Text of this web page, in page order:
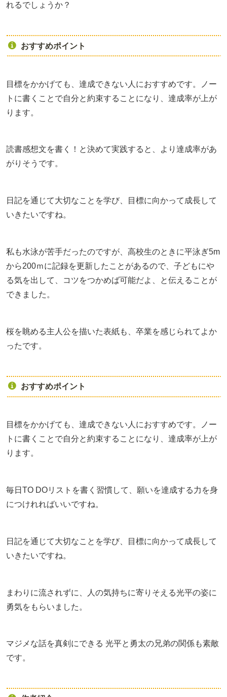
れるでしょうか？
おすすめポイント
目標をかかげても、達成できない人におすすめです。ノー
トに書くことで自分と約束することになり、達成率が上が
ります。
読書感想文を書く！と決めて実践すると、より達成率があ
がりそうです。
日記を通じて大切なことを学び、目標に向かって成長して
いきたいですね。
私も水泳が苦手だったのですが、高校生のときに平泳ぎ5m
から200ｍに記録を更新したことがあるので、子どもにや
る気を出して、コツをつかめば可能だよ、と伝えることが
できました。
桜を眺める主人公を描いた表紙も、卒業を感じられてよか
ったです。
おすすめポイント
目標をかかげても、達成できない人におすすめです。ノー
トに書くことで自分と約束することになり、達成率が上が
ります。
毎日TO DOリストを書く習慣して、願いを達成する力を身
につけれればいいですね。
日記を通じて大切なことを学び、目標に向かって成長して
いきたいですね。
まわりに流されずに、人の気持ちに寄りそえる光平の姿に
勇気をもらいました。
マジメな話を真剣にできる 光平と勇太の兄弟の関係も素敵
です。